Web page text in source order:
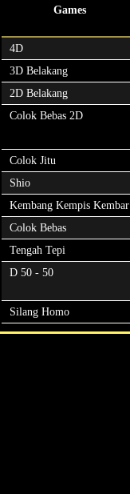
Games
4D
3D Belakang
2D Belakang
Colok Bebas 2D
Colok Jitu
Shio
Kembang Kempis Kembar
Colok Bebas
Tengah Tepi
D 50 - 50
Silang Homo